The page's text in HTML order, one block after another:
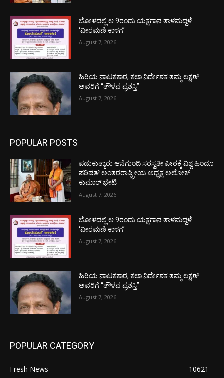
ಬೋಳದಲ್ಲಿ ಆ.9ರಂದು ಯಕ್ಷಗಾನ ತಾಳಮದ್ದಳೆ
‘ವೀರಮಣಿ ಕಾಳಗ’
August 7, 2026
ಹಿರಿಯ ನಾಟಕಕಾರ, ಕಲಾ ನಿರ್ದೇಶಕ ತಮ್ಮ ಲಕ್ಷಣ್
ಅವರಿಗೆ “ತೌಳವ ಪ್ರಶಸ್ತಿ”
August 7, 2026
POPULAR POSTS
ಪಡುಕುತ್ಯಾರು ಆನೆಗುಂದಿ ಸರಸ್ವತೀ ಪೀಠಕ್ಕೆ ವಿಶ್ವ ಹಿಂದೂ
ಪರಿಷತ್ ಅಂತರರಾಷ್ಟ್ರೀಯ ಅಧ್ಯಕ್ಷ ಅಲೋಕ್
ಕುಮಾರ್ ಭೇಟಿ
August 7, 2026
ಬೋಳದಲ್ಲಿ ಆ.9ರಂದು ಯಕ್ಷಗಾನ ತಾಳಮದ್ದಳೆ
‘ವೀರಮಣಿ ಕಾಳಗ’
August 7, 2026
ಹಿರಿಯ ನಾಟಕಕಾರ, ಕಲಾ ನಿರ್ದೇಶಕ ತಮ್ಮ ಲಕ್ಷಣ್
ಅವರಿಗೆ “ತೌಳವ ಪ್ರಶಸ್ತಿ”
August 7, 2026
POPULAR CATEGORY
Fresh News
10621